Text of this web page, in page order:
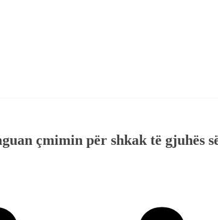
çmimin për shkak të gjuhës